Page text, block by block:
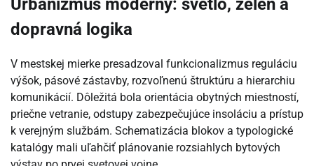
Urbanizmus moderny: svetlo, zeleň a
dopravná logika
V mestskej mierke presadzoval funkcionalizmus reguláciu
výšok, pásové zástavby, rozvoľnenú štruktúru a hierarchiu
komunikácií. Dôležitá bola orientácia obytných miestností,
priečne vetranie, odstupy zabezpečujúce insoláciu a prístup
k verejným službám. Schematizácia blokov a typologické
katalógy mali uľahčiť plánovanie rozsiahlych bytových